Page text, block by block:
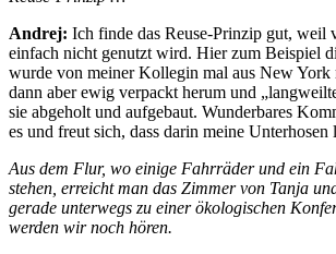
Andrej: Ich finde das Reuse-Prinzip gut, weil
einfach nicht genutzt wird. Hier zum Beispiel
wurde von meiner Kollegin mal aus New York
dann aber ewig verpackt herum und
sie abgeholt und aufgebaut. Wunderbares
es und freut sich, dass darin meine Unterhosen
Aus dem Flur, wo einige Fahrräder und ein
stehen, erreicht man das Zimmer von Tanja
gerade unterwegs zu einer ökologischen
werden wir noch hören.